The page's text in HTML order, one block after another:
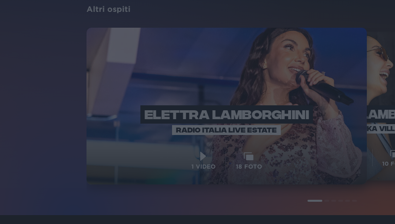
Altri ospiti
ELETTRA LAMBORGHINI
RADIO ITALIA LIVE ESTATE
1 VIDEO 18 FOTO
ELETTRA
VOI TANKA
10